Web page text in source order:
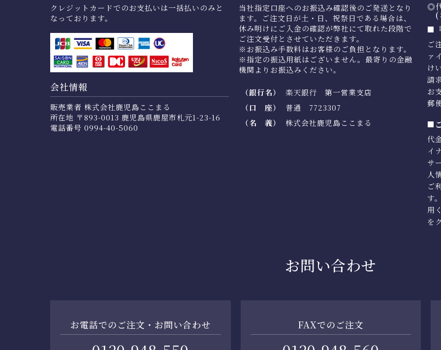
クレジットカードでのお支払いは一括払いのみと
なっております。
会社情報
販売業者 株式会社鹿児島ここまる
所在地 〒893-0013 鹿児島県鹿屋市札元1-23-16
電話番号 0994-40-5060
当社指定口座へのお振込み確認後のご発送となり
ます。ご注文日が土・日、祝祭日である場合は、
休み明けにご入金の確認が弊社にて取れた段階で
ご注文受付とさせていただきます。
※お振込み手数料はお客様のご負担となります。
※指定の振込用紙はございません。最寄りの金融
機関よりお振込みください。
（銀行名）
楽天銀行 第一営業支店
（口 座）
普通 7723307
（名 義）
株式会社鹿児島ここまる
◎
(
■
ご
ァ
け
請
お
郵
■
代
イ
サ
人
ご
す
用
を
お問い合わせ
お電話でのご注文・お問い合わせ FAXでのご注文